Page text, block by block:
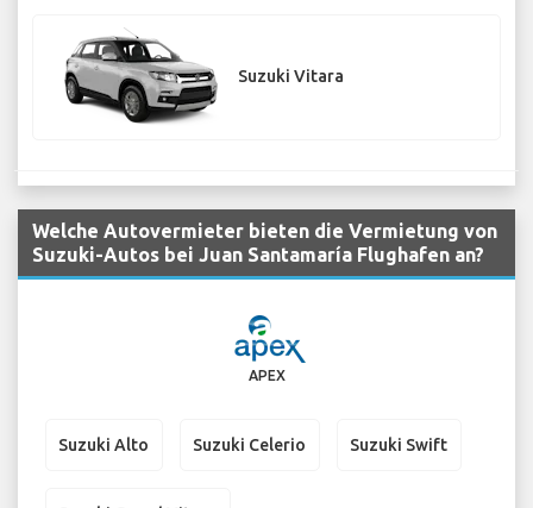
Suzuki Vitara
Welche Autovermieter bieten die Vermietung von
Suzuki-Autos bei Juan Santamaría Flughafen an?
APEX
Suzuki Alto Suzuki Celerio Suzuki Swift